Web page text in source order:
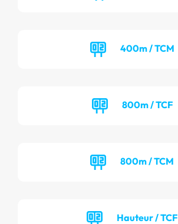
400m / TCM
800m / TCF
800m / TCM
Hauteur / TCF